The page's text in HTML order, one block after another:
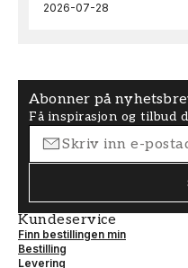
2026-07-28
Abonner på
Få inspirasjon og tilbud
Kundeservice
Finn bestillingen min
Bestilling
Levering